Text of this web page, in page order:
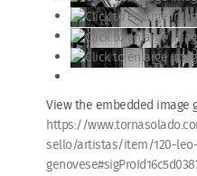
View the embedded image
https://
sello/artistas/item/120-leo-